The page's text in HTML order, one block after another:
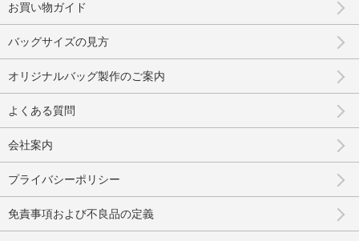
お買い物ガイド
バッグサイズの見方
オリジナルバッグ製作のご案内
よくある質問
会社案内
プライバシーポリシー
免責事項および不良品の定義